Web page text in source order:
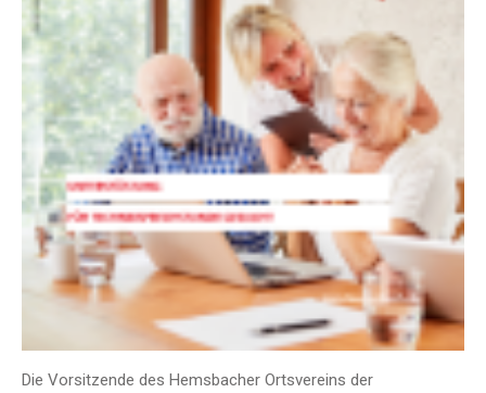
Die Vorsitzende des Hemsbacher Ortsvereins der